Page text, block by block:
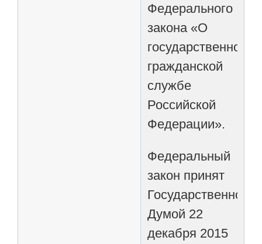
Федерального
закона «О
государственной
гражданской
службе
Российской
Федерации».
Федеральный
закон принят
Государственной
Думой 22
декабря 2015